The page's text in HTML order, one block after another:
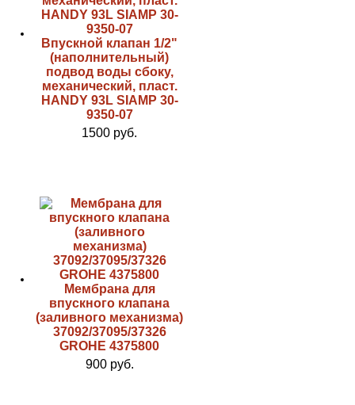
Впускной клапан 1/2"
(наполнительный)
подвод воды сбоку,
механический, пласт.
HANDY 93L SIAMP 30-
9350-07
1500 руб.
Мембрана для
впускного клапана
(заливного механизма)
37092/37095/37326
GROHE 4375800
900 руб.